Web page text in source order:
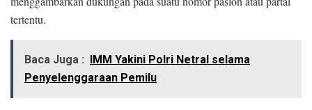
tertentu.
Baca Juga : IMM Yakini Polri Netral selama
Penyelenggaraan Pemilu